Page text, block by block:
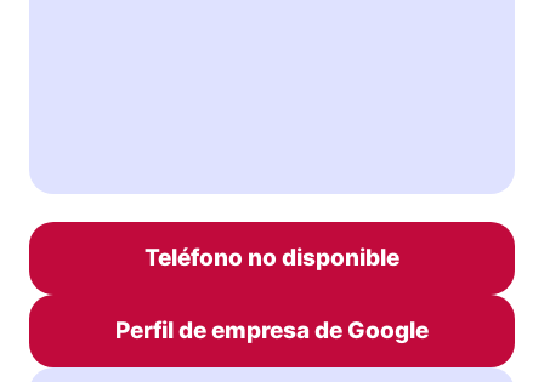
Teléfono no disponible
Perfil de empresa de Google